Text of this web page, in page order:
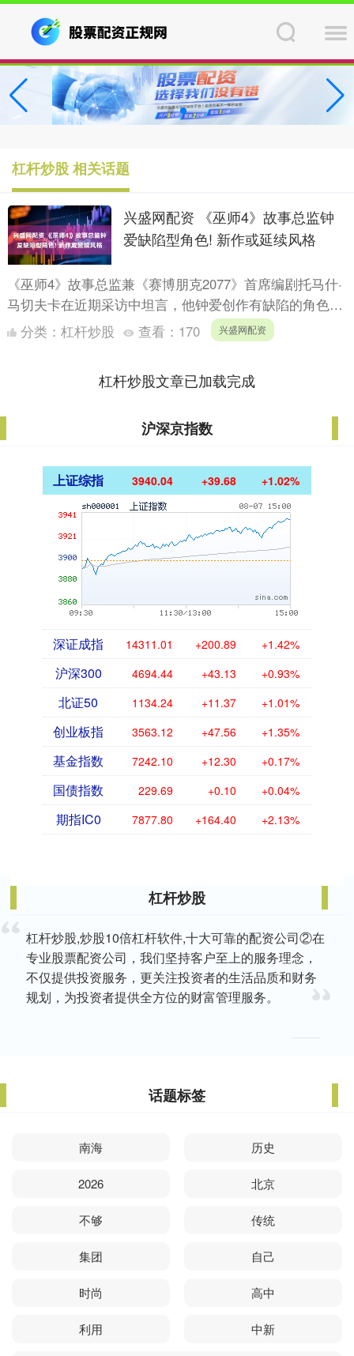
杠杆炒股 相关话题
兴盛网配资 《巫师4》故事总监钟
爱缺陷型角色! 新作或延续风格
《巫师4》故事总监兼《赛博朋克2077》首席编剧托马什·
马切夫卡在近期采访中坦言，他钟爱创作有缺陷的角色，
这也导致其笔下故事鲜有圆满结局。他认为"探索人性阴
分类： 杠杆炒股 查看： 170 兴盛网配资
杠杆炒股文章已加载完成
沪深京指数
上证综指 3940.04 +39.68 +1.02%
深证成指 14311.01 +200.89 +1.42%
沪深300 4694.44 +43.13 +0.93%
北证50 1134.24 +11.37 +1.01%
创业板指 3563.12 +47.56 +1.35%
基金指数 7242.10 +12.30 +0.17%
国债指数 229.69 +0.10 +0.04%
期指IC0 7877.80 +164.40 +2.13%
杠杆炒股
杠杆炒股,炒股10倍杠杆软件,十大可靠的配资公司②在
专业股票配资公司，我们坚持客户至上的服务理念，
不仅提供投资服务，更关注投资者的生活品质和财务
规划，为投资者提供全方位的财富管理服务。
话题标签
南海 历史
2026 北京
不够 传统
集团 自己
时尚 高中
利用 中新